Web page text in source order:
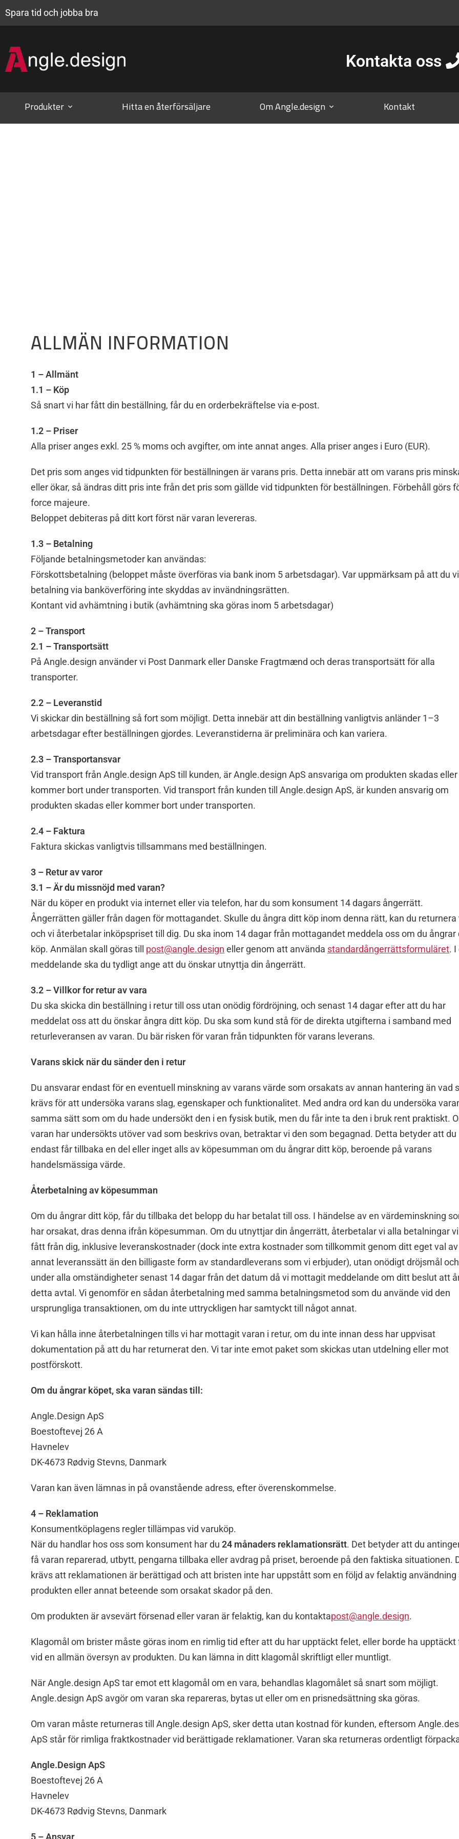
Spara tid och jobba bra
Kontakta oss
Produkter Hitta en återförsäljare Om Angle.design Kontakt
ALLMÄN INFORMATION
1 – Allmänt
1.1 – Köp
Så snart vi har fått din beställning, får du en orderbekräftelse via e-post.
1.2 – Priser
Alla priser anges exkl. 25 % moms och avgifter, om inte annat anges. Alla priser anges i Euro (EUR).
Det pris som anges vid tidpunkten för beställningen är varans pris. Detta innebär att om varans pris
eller ökar, så ändras ditt pris inte från det pris som gällde vid tidpunkten för beställningen. Förbehåll görs
force majeure.
Beloppet debiteras på ditt kort först när varan levereras.
1.3 – Betalning
Följande betalningsmetoder kan användas:
Förskottsbetalning (beloppet måste överföras via bank inom 5 arbetsdagar). Var uppmärksam på att du
betalning via banköverföring inte skyddas av invändningsrätten.
Kontant vid avhämtning i butik (avhämtning ska göras inom 5 arbetsdagar)
2 – Transport
2.1 – Transportsätt
På Angle.design använder vi Post Danmark eller Danske Fragtmænd och deras transportsätt för alla
transporter.
2.2 – Leveranstid
Vi skickar din beställning så fort som möjligt. Detta innebär att din beställning vanligtvis anländer 1–3
arbetsdagar efter beställningen gjordes. Leveranstiderna är preliminära och kan variera.
2.3 – Transportansvar
Vid transport från Angle.design ApS till kunden, är Angle.design ApS ansvariga om produkten skadas eller
kommer bort under transporten. Vid transport från kunden till Angle.design ApS, är kunden ansvarig om
produkten skadas eller kommer bort under transporten.
2.4 – Faktura
Faktura skickas vanligtvis tillsammans med beställningen.
3 – Retur av varor
3.1 – Är du missnöjd med varan?
När du köper en produkt via internet eller via telefon, har du som konsument 14 dagars ångerrätt.
Ångerrätten gäller från dagen för mottagandet. Skulle du ångra ditt köp inom denna rätt, kan du returnera
och vi återbetalar inköpspriset till dig. Du ska inom 14 dagar från mottagandet meddela oss om du ångrar
köp. Anmälan skall göras till post@angle.design eller genom att använda standardångerrättsformuläret.
meddelande ska du tydligt ange att du önskar utnyttja din ångerrätt.
3.2 – Villkor for retur av vara
Du ska skicka din beställning i retur till oss utan onödig fördröjning, och senast 14 dagar efter att du har
meddelat oss att du önskar ångra ditt köp. Du ska som kund stå för de direkta utgifterna i samband med
returleveransen av varan. Du bär risken för varan från tidpunkten för varans leverans.
Varans skick när du sänder den i retur
Du ansvarar endast för en eventuell minskning av varans värde som orsakats av annan hantering än vad
krävs för att undersöka varans slag, egenskaper och funktionalitet. Med andra ord kan du undersöka
samma sätt som om du hade undersökt den i en fysisk butik, men du får inte ta den i bruk rent praktiskt.
varan har undersökts utöver vad som beskrivs ovan, betraktar vi den som begagnad. Detta betyder att du
endast får tillbaka en del eller inget alls av köpesumman om du ångrar ditt köp, beroende på varans
handelsmässiga värde.
Återbetalning av köpesumman
Om du ångrar ditt köp, får du tillbaka det belopp du har betalat till oss. I händelse av en värdeminskning
har orsakat, dras denna ifrån köpesumman. Om du utnyttjar din ångerrätt, återbetalar vi alla betalningar
fått från dig, inklusive leveranskostnader (dock inte extra kostnader som tillkommit genom ditt eget val av
annat leveranssätt än den billigaste form av standardleverans som vi erbjuder), utan onödigt dröjsmål och
under alla omständigheter senast 14 dagar från det datum då vi mottagit meddelande om ditt beslut att
detta avtal. Vi genomför en sådan återbetalning med samma betalningsmetod som du använde vid den
ursprungliga transaktionen, om du inte uttryckligen har samtyckt till något annat.
Vi kan hålla inne återbetalningen tills vi har mottagit varan i retur, om du inte innan dess har uppvisat
dokumentation på att du har returnerat den. Vi tar inte emot paket som skickas utan utdelning eller mot
postförskott.
Om du ångrar köpet, ska varan sändas till:
Angle.Design ApS
Boestoftevej 26 A
Havnelev
DK-4673 Rødvig Stevns, Danmark
Varan kan även lämnas in på ovanstående adress, efter överenskommelse.
4 – Reklamation
Konsumentköplagens regler tillämpas vid varuköp.
När du handlar hos oss som konsument har du 24 månaders reklamationsrätt. Det betyder att du
få varan reparerad, utbytt, pengarna tillbaka eller avdrag på priset, beroende på den faktiska situationen.
krävs att reklamationen är berättigad och att bristen inte har uppstått som en följd av felaktig användning
produkten eller annat beteende som orsakat skador på den.
Om produkten är avsevärt försenad eller varan är felaktig, kan du kontaktapost@angle.design.
Klagomål om brister måste göras inom en rimlig tid efter att du har upptäckt felet, eller borde ha upptäckt
vid en allmän översyn av produkten. Du kan lämna in ditt klagomål skriftligt eller muntligt.
När Angle.design ApS tar emot ett klagomål om en vara, behandlas klagomålet så snart som möjligt.
Angle.design ApS avgör om varan ska repareras, bytas ut eller om en prisnedsättning ska göras.
Om varan måste returneras till Angle.design ApS, sker detta utan kostnad för kunden, eftersom
ApS står för rimliga fraktkostnader vid berättigade reklamationer. Varan ska returneras ordentligt
Angle.Design ApS
Boestoftevej 26 A
Havnelev
DK-4673 Rødvig Stevns, Danmark
5 – Ansvar